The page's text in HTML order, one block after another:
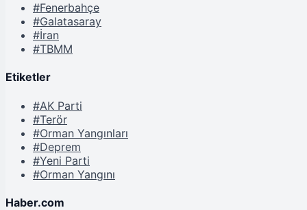
#Fenerbahçe
#Galatasaray
#İran
#TBMM
Etiketler
#AK Parti
#Terör
#Orman Yangınları
#Deprem
#Yeni Parti
#Orman Yangını
Haber.com